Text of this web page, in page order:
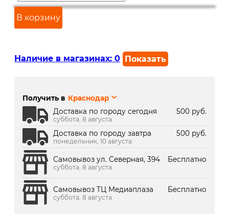
В корзину
Наличие в магазинах: 0 Показать
г. Краснодар, ТК Медиаплаза:
Получить в Краснодар
Доставка по городу сегодня
500 руб.
суббота, 8 августа
Доставка по городу завтра 500 руб.
понедельник, 10 августа
Самовывоз ул. Северная, 394 Бесплатно
суббота, 8 августа
Самовывоз ТЦ Медиаплаза Бесплатно
суббота, 8 августа